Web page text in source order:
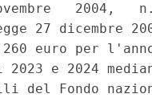
2004,
27 dicembre
euro per
2023 e 2024
del Fondo